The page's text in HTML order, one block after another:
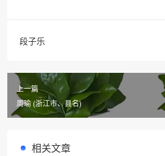
段子乐
上一篇
周瑜 (浙江市、县名)
相关文章